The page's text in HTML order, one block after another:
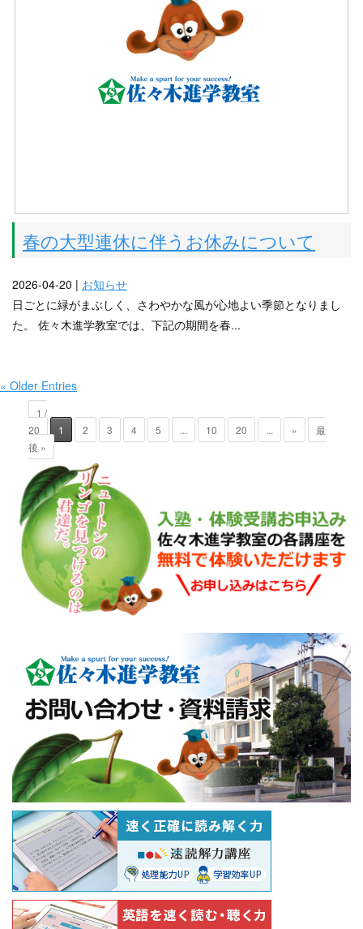
春の大型連休に伴うお休みについて
2026-04-20 | お知らせ
日ごとに緑がまぶしく、さわやかな風が心地よい季節となりまし
た。 佐々木進学教室では、下記の期間を春...
« Older Entries
1 /
20
1 2 3 4 5 ... 10 20 ... »
最
後 »